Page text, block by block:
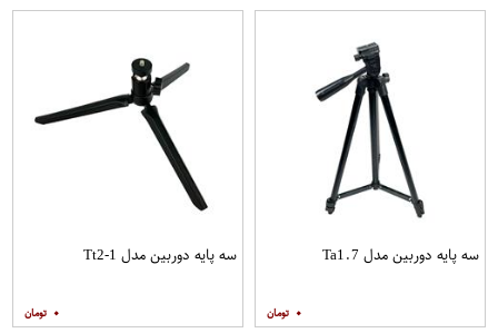
سه پایه دوربین مدل Ta1.7
۰
سه پایه دوربین مدل Tt2-1
۰